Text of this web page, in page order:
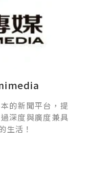
的新聞平台，提
深度與廣度兼具
生活！